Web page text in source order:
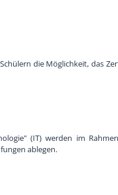
die Möglichkeit, das
(IT) werden im
ablegen.